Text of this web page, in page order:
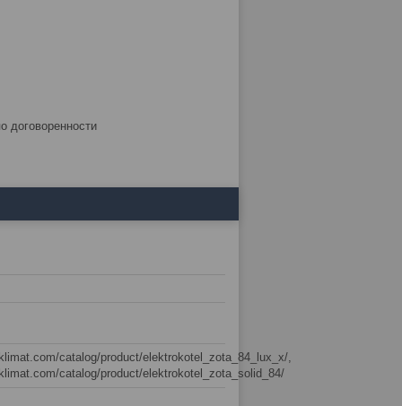
договоренности
catalog/product/elektrokotel_zota_84_lux_x/,
catalog/product/elektrokotel_zota_solid_84/